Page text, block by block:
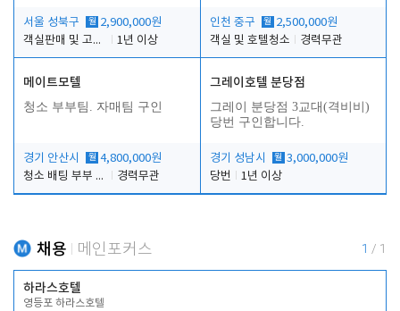
서울 성북구 월 2,900,000원
객실판매 및 고객응대
1년 이상
인천 중구 월 2,500,000원
객실 및 호텔청소
경력무관
메이트모텔
청소 부부팀. 자매팀 구인
경기 안산시 월 4,800,000원
청소 배팅 부부 구합니다
경력무관
그레이호텔 분당점
그레이 분당점 3교대(격비비)
당번 구인합니다.
경기 성남시 월 3,000,000원
당번
1년 이상
채용 메인포커스 1 / 1
하라스호텔
영등포 하라스호텔